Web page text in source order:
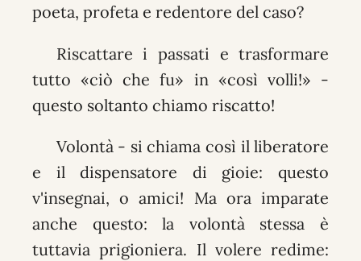
poeta, profeta e redentore del caso?
Riscattare i passati e trasformare
tutto «ciò che fu» in «così volli!» -
questo soltanto chiamo riscatto!
Volontà - si chiama così il liberatore
e il dispensatore di gioie: questo
v'insegnai, o amici! Ma ora imparate
anche questo: la volontà stessa è
tuttavia prigioniera. Il volere redime: